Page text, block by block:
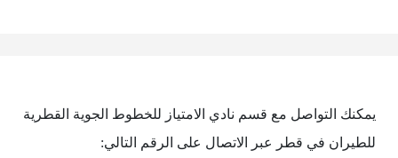
يمكنك التواصل مع قسم نادي الامتياز للخطوط الجوية القطرية
للطيران في قطر عبر الاتصال على الرقم التالي: